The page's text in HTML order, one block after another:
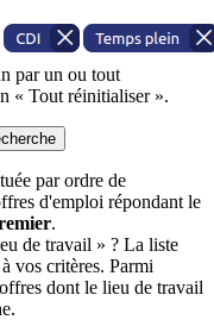
par un ou tout
« Tout réinitialiser ».
par ordre de
d'emploi répondant le
.
de travail » ? La liste
vos critères. Parmi
dont le lieu de travail